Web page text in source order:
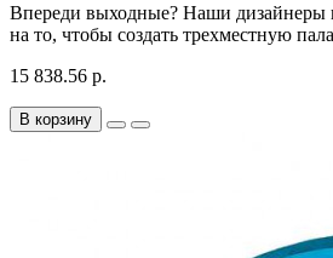
Впереди выходные? Наши дизайнеры
на то, чтобы создать трехместную
15 838.56 р.
В корзину